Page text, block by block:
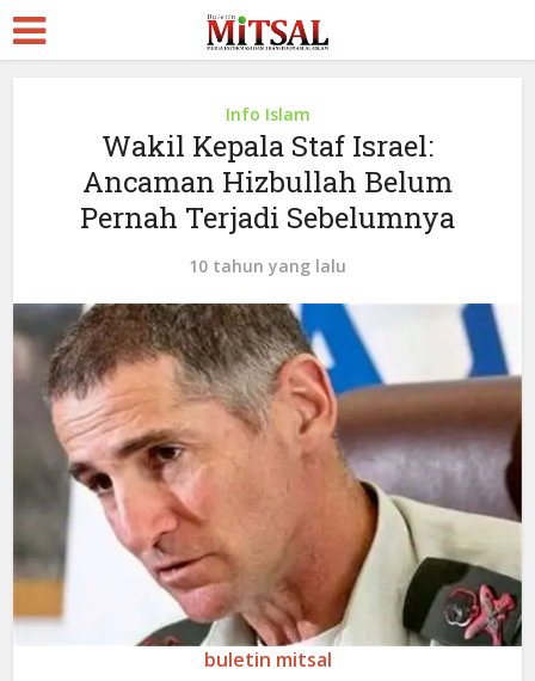
Info Islam
Wakil Kepala Staf Israel:
Ancaman Hizbullah Belum
Pernah Terjadi Sebelumnya
10 tahun yang lalu
buletin mitsal